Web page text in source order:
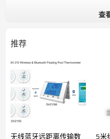
产品由接收机和发射机
数据，具有温湿度阈值报
■包含接收机和最多
■发射机发送温湿度数
■设置最高最低温湿度
■查询最大最小温湿度
■温湿度变化趋势预测
■C/F
温度显示单位转
技术参数
查
推荐
无线蓝牙远距离传输数 5米